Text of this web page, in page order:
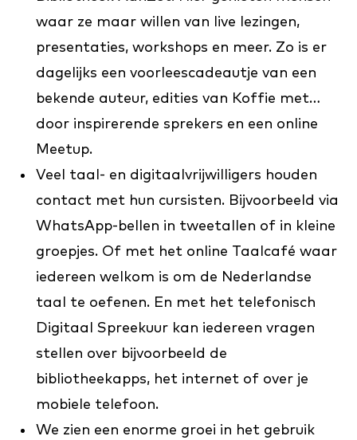
waar ze maar willen van live lezingen,
presentaties, workshops en meer. Zo is er
dagelijks een voorleescadeautje van een
bekende auteur, edities van Koffie met…
door inspirerende sprekers en een online
Meetup.
Veel taal- en digitaalvrijwilligers houden
contact met hun cursisten. Bijvoorbeeld via
WhatsApp-bellen in tweetallen of in kleine
groepjes. Of met het online Taalcafé waar
iedereen welkom is om de Nederlandse
taal te oefenen. En met het telefonisch
Digitaal Spreekuur kan iedereen vragen
stellen over bijvoorbeeld de
bibliotheekapps, het internet of over je
mobiele telefoon.
We zien een enorme groei in het gebruik